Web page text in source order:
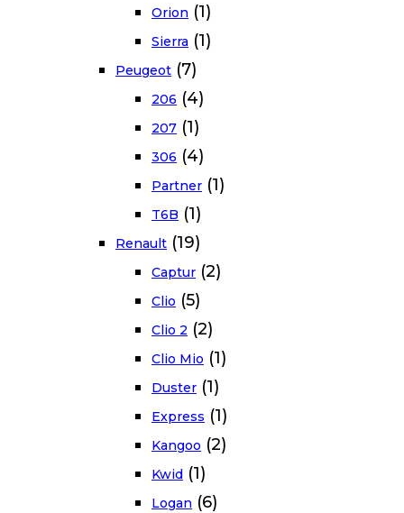
Orion (1)
Sierra (1)
Peugeot (7)
206 (4)
207 (1)
306 (4)
Partner (1)
T6B (1)
Renault (19)
Captur (2)
Clio (5)
Clio 2 (2)
Clio Mio (1)
Duster (1)
Express (1)
Kangoo (2)
Kwid (1)
Logan (6)